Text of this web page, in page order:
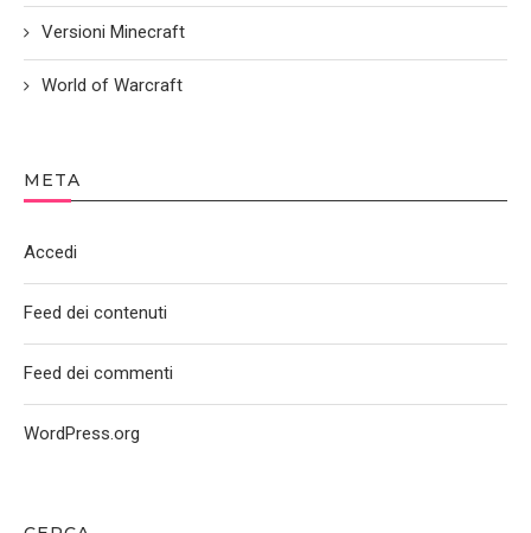
Versioni Minecraft
World of Warcraft
META
Accedi
Feed dei contenuti
Feed dei commenti
WordPress.org